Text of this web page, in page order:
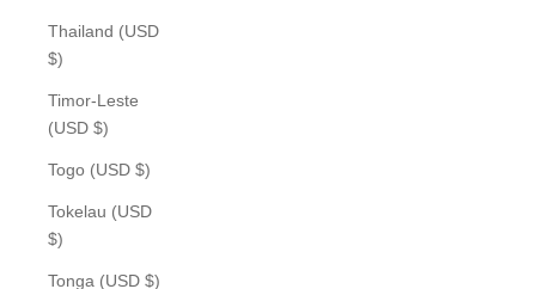
Thailand (USD
$)
Timor-Leste
(USD $)
Togo (USD $)
Tokelau (USD
$)
Tonga (USD $)